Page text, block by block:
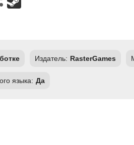
Издатель: RasterGames
языка: Да